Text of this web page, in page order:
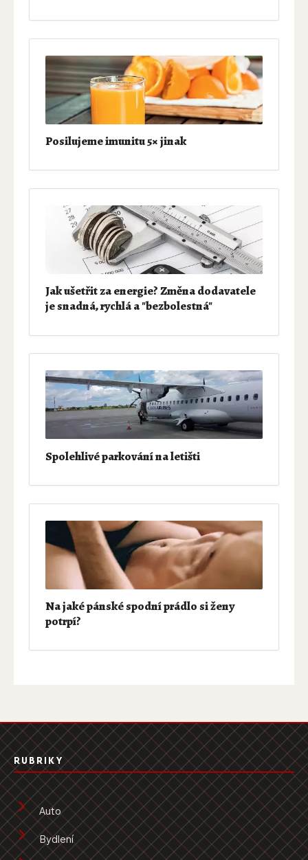
Posilujeme imunitu 5× jinak
Jak ušetřit za energie? Změna dodavatele
je snadná, rychlá a "bezbolestná"
Spolehlivé parkování na letišti
Na jaké pánské spodní prádlo si ženy
potrpí?
RUBRIKY
Auto
Bydlení